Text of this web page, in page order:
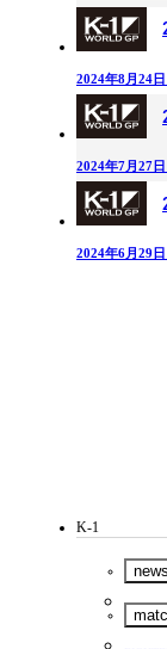
2024年8⽉24
2024年7⽉27
2024年6⽉29
K-1
news